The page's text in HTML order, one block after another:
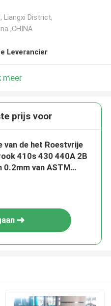
Liangxi District,
,CHINA
Leverancier
meer
prijs voor
van de het Roestvrije
410s 430 440A 2B
0.2mm van ASTM